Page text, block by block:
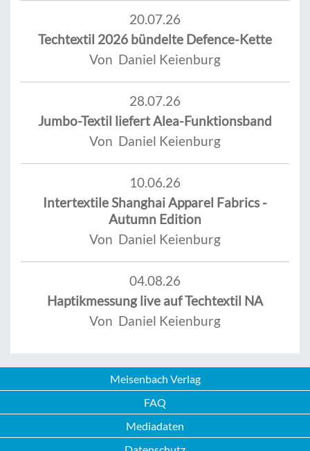
20.07.26
Techtextil 2026 bündelte Defence-Kette
Von Daniel Keienburg
28.07.26
Jumbo-Textil liefert Alea-Funktionsband
Von Daniel Keienburg
10.06.26
Intertextile Shanghai Apparel Fabrics -
Autumn Edition
Von Daniel Keienburg
04.08.26
Haptikmessung live auf Techtextil NA
Von Daniel Keienburg
Meisenbach Verlag
FAQ
Mediadaten